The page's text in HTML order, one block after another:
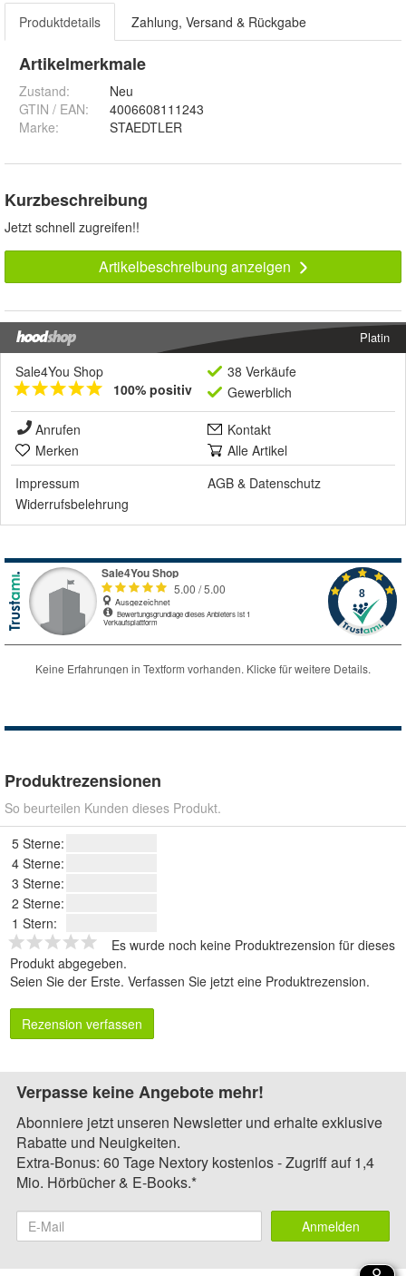
Produktdetails Zahlung, Versand & Rückgabe
Artikelmerkmale
Zustand:
Neu
GTIN / EAN:
4006608111243
Marke:
STAEDTLER
Kurzbeschreibung
Jetzt schnell zugreifen!!
Artikelbeschreibung anzeigen
Platin
Sale4You Shop
100% positiv
38 Verkäufe
Gewerblich
Anrufen
Kontakt
Merken
Alle Artikel
Impressum
AGB & Datenschutz
Widerrufsbelehrung
Produktrezensionen
So beurteilen Kunden dieses Produkt.
5 Sterne:
4 Sterne:
3 Sterne:
2 Sterne:
1 Stern:
Es wurde noch keine Produktrezension für dieses
Produkt abgegeben.
Seien Sie der Erste. Verfassen Sie jetzt eine Produktrezension.
Rezension verfassen
Verpasse keine Angebote mehr!
Abonniere jetzt unseren Newsletter und erhalte exklusive
Rabatte und Neuigkeiten.
Extra-Bonus: 60 Tage Nextory kostenlos - Zugriff auf 1,4
Mio. Hörbücher & E-Books.*
Anmelden